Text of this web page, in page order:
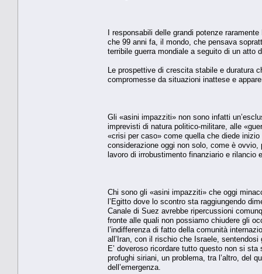
I responsabili delle grandi potenze
che 99 anni fa, il mondo, che pensava
terribile guerra mondiale a seguito di un atto
Le prospettive di crescita stabile e duratura
compromesse da situazioni inattese e
Gli «asini impazziti» non sono infatti
imprevisti di natura politico-militare, alle
«crisi per caso» come quella che diede
considerazione oggi non solo, come è
lavoro di irrobustimento finanziario e rilancio
Chi sono gli «asini impazziti» che oggi
l’Egitto dove lo scontro sta raggiungendo
Canale di Suez avrebbe ripercussioni
fronte alle quali non possiamo chiudere gli
l’indifferenza di fatto della comunità
all’Iran, con il rischio che Israele,
E’ doveroso ricordare tutto questo non si
profughi siriani, un problema, tra l’altro, del
dell’emergenza.